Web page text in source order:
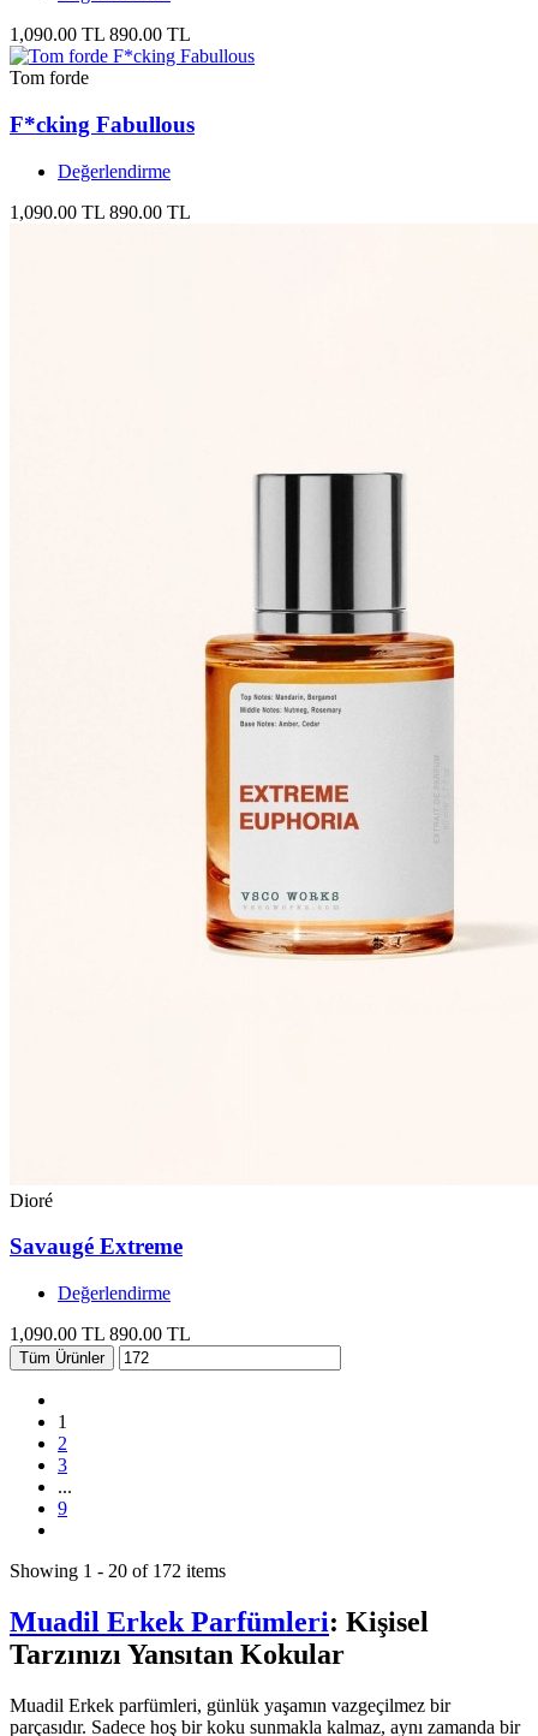
1,090.00 TL 890.00 TL
Tom forde
F*cking Fabullous
Değerlendirme
1,090.00 TL 890.00 TL
Dioré
Savaugé Extreme
Değerlendirme
1,090.00 TL 890.00 TL
Tüm Ürünler
1
2
3
...
9
Showing 1 - 20 of 172 items
Muadil Erkek Parfümleri: Kişisel
Tarzınızı Yansıtan Kokular
Muadil Erkek parfümleri, günlük yaşamın vazgeçilmez bir
parçasıdır. Sadece hoş bir koku sunmakla kalmaz, aynı zamanda bir